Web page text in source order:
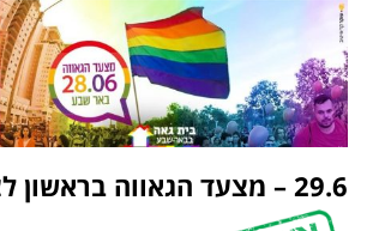
29.6 – מצעד הגאווה בראשון לציון